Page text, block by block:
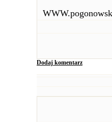
Dodaj komentarz